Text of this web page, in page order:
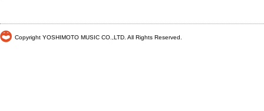
Copyright YOSHIMOTO MUSIC CO.,LTD. All Rights Reserved.